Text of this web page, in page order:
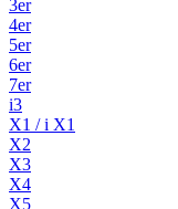
3er
4er
5er
6er
7er
i3
X1 / i X1
X2
X3
X4
X5